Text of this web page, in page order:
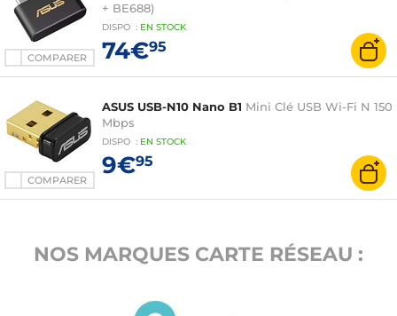
COMPARER
+ BE688)
DISPO : EN STOCK
74€95
COMPARER
ASUS USB-N10 Nano B1 Mini Clé USB Wi-Fi N 150
Mbps
DISPO : EN STOCK
9€95
NOS MARQUES CARTE RÉSEAU :